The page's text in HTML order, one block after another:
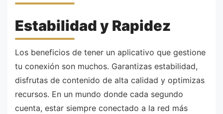
Estabilidad y Rapidez
Los beneficios de tener un aplicativo que gestione
tu conexión son muchos. Garantizas estabilidad,
disfrutas de contenido de alta calidad y optimizas
recursos. En un mundo donde cada segundo
cuenta, estar siempre conectado a la red más